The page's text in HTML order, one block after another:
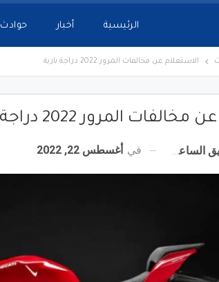
الرئيسية أخبار حوادث
الاستعلام عن مخالفات المرور 2022 دراجة نارية
المرور 2022 دراجة نارية
الساعة برس في أغسطس 22, 2022